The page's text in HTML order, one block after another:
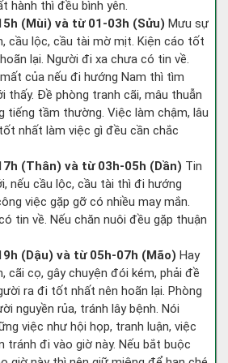
hành thì đều bình yên.
(Mùi) và từ 01-03h (Sửu) Mưu sự
cầu lộc, cầu tài mờ mịt. Kiện cáo tốt
lại. Người đi xa chưa có tin về.
của nếu đi hướng Nam thì tìm
thấy. Đề phòng tranh cãi, mâu thuẫn
tiếng tầm thường. Việc làm chậm, lâu
nhất làm việc gì đều cần chắc
(Thân) và từ 03h-05h (Dần) Tin
nếu cầu lộc, cầu tài thì đi hướng
việc gặp gỡ có nhiều may mắn.
tin về. Nếu chăn nuôi đều gặp thuận
(Dậu) và từ 05h-07h (Mão) Hay
cãi cọ, gây chuyện đói kém, phải đề
ra đi tốt nhất nên hoãn lại. Phòng
nguyền rủa, tránh lây bệnh. Nói
việc như hội họp, tranh luận, việc
tránh đi vào giờ này. Nếu bắt buộc